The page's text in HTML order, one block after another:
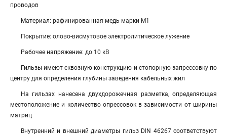
про­во­дов
Материал: рафинированная медь мар­ки М1
Покрытие: олово-висмутовое электролитическое лужение
Рабочее напряжение: до 10 кВ
Гильзы имеют сквозную конструкцию и стопорную запрессовку по
центру для определения глубины заведения кабельных жил
На гильзах нанесена двухдорожечная разметка, определяющая
местоположение и количество опрессовок в зависимости от ширины
матриц
Внутренний и внешний диаметры гильз DIN 46267 соответствуют